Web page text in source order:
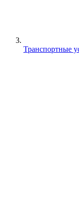
Транспортные